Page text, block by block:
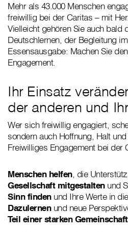
Mehr als 43.000 Menschen
freiwillig bei der Caritas – mit
Vielleicht gehören Sie auch bald
Deutschlernen, der Begleitung
Essensausgabe: Machen Sie
Engagement.
Ihr Einsatz
der anderen und
Wer sich freiwillig engagiert,
sondern auch Hoffnung, Halt
Freiwilliges Engagement bei der
Menschen helfen, die
Gesellschaft mitgestaltenund
Sinn findenund Ihre Werte in
Dazulernenund neue
Teil einer starken Gemeinschaft